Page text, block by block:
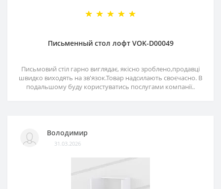
Письменный стол лофт VOK-D00049
Письмовий стіл гарно виглядає, якісно зроблено,продавці
швидко виходять на зв'язок.Товар надсилають своєчасно. В
подальшому буду користуватись послугами компанії..
Володимир
31.03.2026